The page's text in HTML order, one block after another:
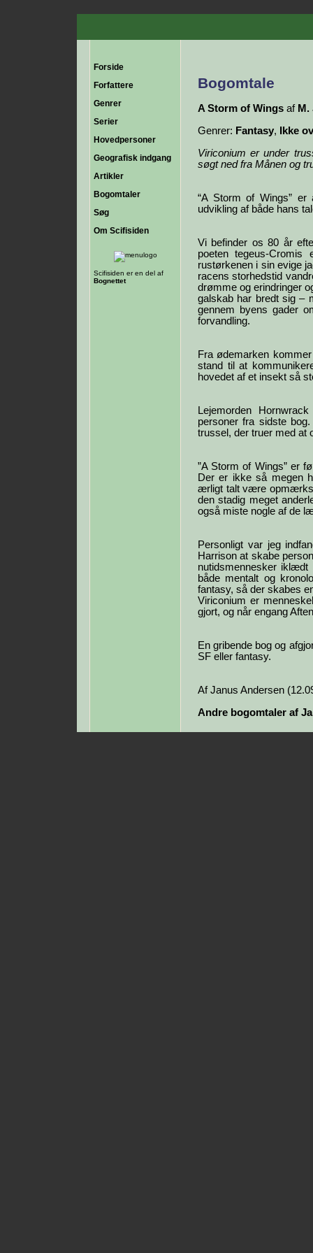
Forside
Forfattere
Genrer
Serier
Hovedpersoner
Geografisk indgang
Artikler
Bogomtaler
Søg
Om Scifisiden
Scifisiden er en del af
Bognettet
Bogomtale
A Storm of Wings af
Genrer: Fantasy,
Ikke
Viriconium er under
søgt ned fra Månen og
“A Storm of Wings” er
udvikling af både hans
Vi befinder os 80 år
poeten tegeus-
rustørkenen i sin evige
racens storhedstid
drømme og erindringer
galskab har bredt sig –
gennem byens gader
forvandling.
Fra ødemarken
stand til at
hovedet af et insekt så
Lejemorden
personer fra sidste
trussel, der truer med at
”A Storm of Wings” er
Der er ikke så megen
ærligt talt være
den stadig meget
også miste nogle af de
Personligt var jeg
Harrison at skabe
nutidsmennesker
både mentalt og
fantasy, så der skabes
Viriconium er
gjort, og når engang
En gribende bog og
SF eller fantasy.
Af Janus Andersen
Andre bogomtaler af